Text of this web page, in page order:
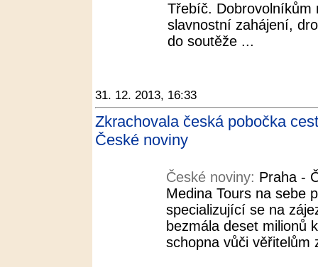
Třebíč. Dobrovolníkům
slavnostní zahájení,
do soutěže ...
31. 12. 2013, 16:33
Zkrachovala česká pobočka
České noviny
České noviny: Praha -
Medina Tours na sebe
specializující se na
bezmála deset milionů
schopna vůči věřitelům